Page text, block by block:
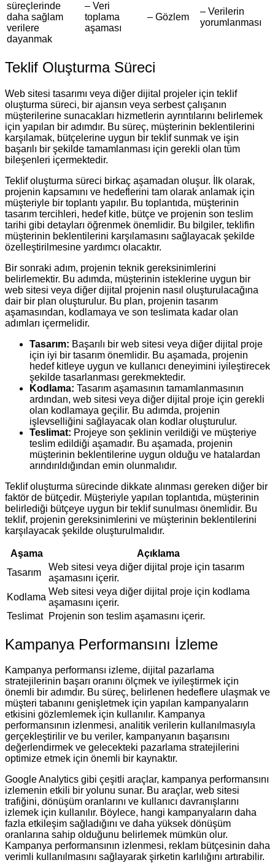
süreçlerinde
daha sağlam
verilere
dayanmak
– Veri
toplama
aşaması
– Gözlem
– Verilerin
yorumlanması
Teklif Oluşturma Süreci
Web sitesi tasarımı veya diğer dijital projeler için teklif
oluşturma süreci, bir ajansın veya serbest çalışanın
müşterilerine sunacakları hizmetlerin ayrıntılarını belirlemek
için yapılan bir adımdır. Bu süreç, müşterinin beklentilerini
karşılamak, bütçelerine uygun bir teklif sunmak ve işin
başarılı bir şekilde tamamlanması için gerekli olan tüm
bileşenleri içermektedir.
Teklif oluşturma süreci birkaç aşamadan oluşur. İlk olarak,
projenin kapsamını ve hedeflerini tam olarak anlamak için
müşteriyle bir toplantı yapılır. Bu toplantıda, müşterinin
tasarım tercihleri, hedef kitle, bütçe ve projenin son teslim
tarihi gibi detayları öğrenmek önemlidir. Bu bilgiler, teklifin
müşterinin beklentilerini karşılamasını sağlayacak şekilde
özelleştirilmesine yardımcı olacaktır.
Bir sonraki adım, projenin teknik gereksinimlerini
belirlemektir. Bu adımda, müşterinin isteklerine uygun bir
web sitesi veya diğer dijital projenin nasıl oluşturulacağına
dair bir plan oluşturulur. Bu plan, projenin tasarım
aşamasından, kodlamaya ve son teslimata kadar olan
adımları içermelidir.
Tasarım: Başarılı bir web sitesi veya diğer dijital proje
için iyi bir tasarım önemlidir. Bu aşamada, projenin
hedef kitleye uygun ve kullanıcı deneyimini iyileştirecek
şekilde tasarlanması gerekmektedir.
Kodlama: Tasarım aşamasının tamamlanmasının
ardından, web sitesi veya diğer dijital proje için gerekli
olan kodlamaya geçilir. Bu adımda, projenin
işlevselliğini sağlayacak olan kodlar oluşturulur.
Teslimat: Projeye son şeklinin verildiği ve müşteriye
teslim edildiği aşamadır. Bu aşamada, projenin
müşterinin beklentilerine uygun olduğu ve hatalardan
arındırıldığından emin olunmalıdır.
Teklif oluşturma sürecinde dikkate alınması gereken diğer bir
faktör de bütçedir. Müşteriyle yapılan toplantıda, müşterinin
belirlediği bütçeye uygun bir teklif sunulması önemlidir. Bu
teklif, projenin gereksinimlerini ve müşterinin beklentilerini
karşılayacak şekilde oluşturulmalıdır.
Aşama
Açıklama
Tasarım
Web sitesi veya diğer dijital proje için tasarım
aşamasını içerir.
Kodlama
Web sitesi veya diğer dijital proje için kodlama
aşamasını içerir.
Teslimat
Projenin son teslim aşamasını içerir.
Kampanya Performansını İzleme
Kampanya performansı izleme, dijital pazarlama
stratejilerinin başarı oranını ölçmek ve iyileştirmek için
önemli bir adımdır. Bu süreç, belirlenen hedeflere ulaşmak ve
müşteri tabanını genişletmek için yapılan kampanyaların
etkisini gözlemlemek için kullanılır. Kampanya
performansının izlenmesi, analitik verilerin kullanılmasıyla
gerçekleştirilir ve bu veriler, kampanyanın başarısını
değerlendirmek ve gelecekteki pazarlama stratejilerini
optimize etmek için önemli bir kaynaktır.
Google Analytics gibi çeşitli araçlar, kampanya performansını
izlemenin etkili bir yolunu sunar. Bu araçlar, web sitesi
trafiğini, dönüşüm oranlarını ve kullanıcı davranışlarını
izlemek için kullanılır. Böylece, hangi kampanyaların daha
fazla etkileşim sağladığını ve daha yüksek dönüşüm
oranlarına sahip olduğunu belirlemek mümkün olur.
Kampanya performansının izlenmesi, reklam bütçesinin daha
verimli kullanılmasını sağlayarak şirketin karlılığını artırabilir.